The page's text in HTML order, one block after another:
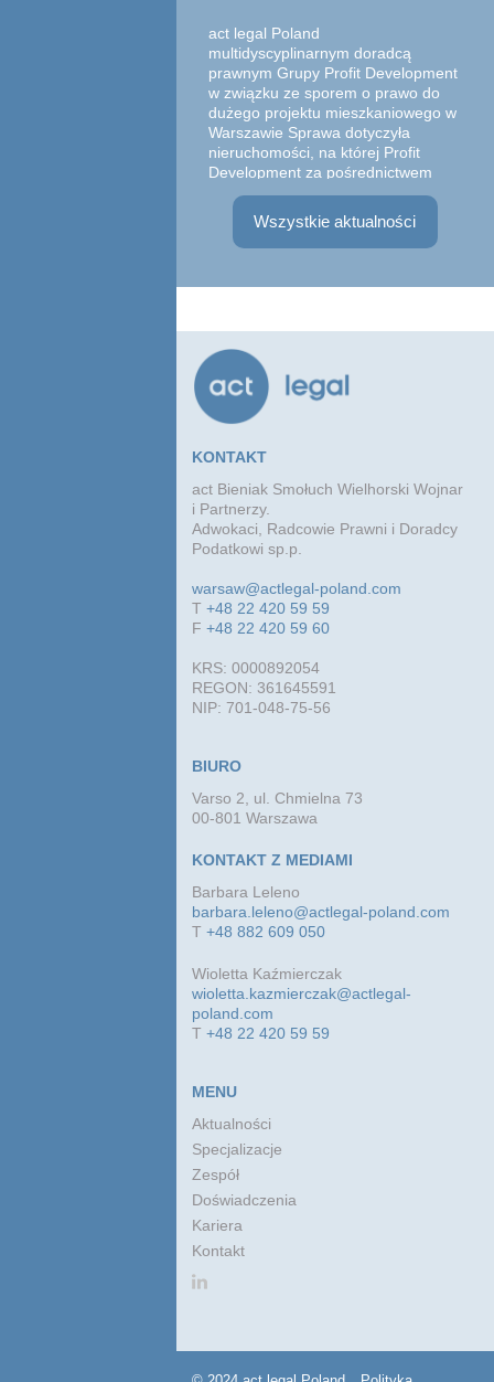
act legal Poland
multidyscyplinarnym doradcą
prawnym Grupy Profit Development
w związku ze sporem o prawo do
dużego projektu mieszkaniowego w
Warszawie Sprawa dotyczyła
nieruchomości, na której Profit
Development za pośrednictwem
spółki zależnej zrealizował
inwestyc...
Wszystkie aktualności
KONTAKT
act Bieniak Smołuch Wielhorski Wojnar
i Partnerzy.
Adwokaci, Radcowie Prawni i Doradcy
Podatkowi sp.p.
warsaw@actlegal-poland.com
T+48 22 420 59 59
F+48 22 420 59 60
KRS: 0000892054
REGON: 361645591
NIP: 701-048-75-56
BIURO
Varso 2, ul. Chmielna 73
00-801 Warszawa
KONTAKT Z MEDIAMI
Barbara Leleno
barbara.leleno@actlegal-poland.com
T+48 882 609 050
Wioletta Kaźmierczak
wioletta.kazmierczak@actlegal-
poland.com
T+48 22 420 59 59
MENU
Aktualności
Specjalizacje
Zespół
Doświadczenia
Kariera
Kontakt